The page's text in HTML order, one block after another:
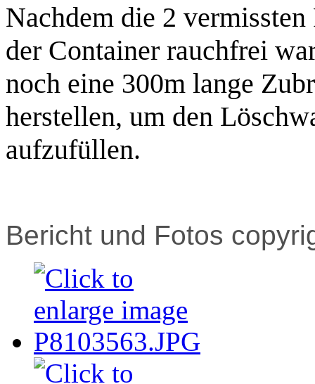
Nachdem die 2
der Container rauchfrei
noch eine 300m lange
herstellen, um den
aufzufüllen.
Bericht und Fotos